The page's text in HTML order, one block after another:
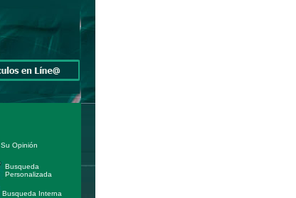
Su Opinión
Busqueda
Personalizada
Busqueda Interna